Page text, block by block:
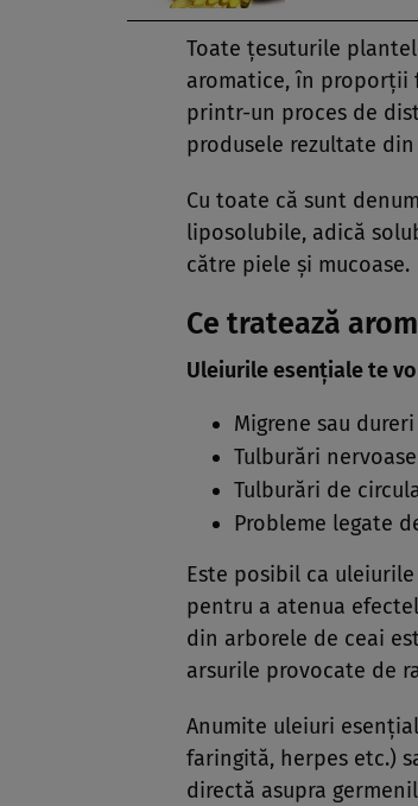
Toate ţesuturile
aromatice, în proporţii
printr-un proces de
produsele rezultate
Cu toate că sunt
liposolubile, adică
către piele şi mucoase.
Ce tratează
Uleiurile esenţiale te
Migrene sau
Tulburări
Tulburări de
Probleme legate
Este posibil ca
pentru a atenua
din arborele de ceai
arsurile provocate de
Anumite uleiuri
faringită, herpes etc.)
directă asupra